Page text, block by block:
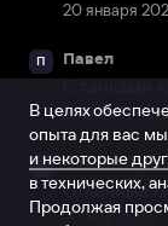
20 января
П Павел
25 октября
С Сергей
20 мая 2026
Отличный
В целях
опыта для вас
и некоторые
в технических,
Продолжая